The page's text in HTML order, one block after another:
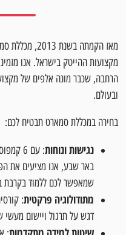
מאז הקמתה
מקצועות ההייטק בישראל. אנו
הרחבה, שכבר מונה אלפים של
ובעולם.
בחירה במכללת סמארט תבטיח לכם:
נגישות ונוחות
: עם 6
באר שבע, אנו מציעים את
שמאפשר לכם ללמוד בקרבת
מתודולוגיה פרקטית:
דגש על תרגול ויישום מעשי של לפחות 60%